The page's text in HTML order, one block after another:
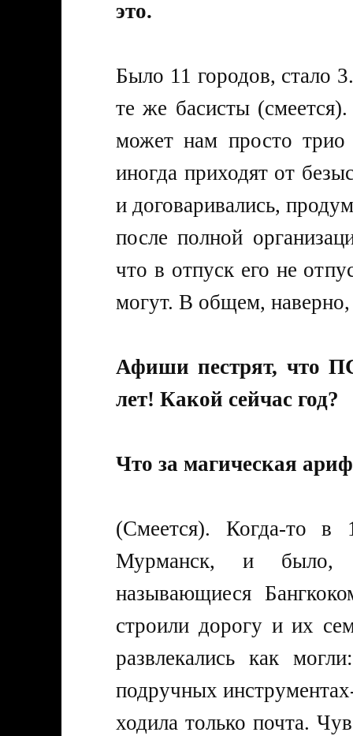
это.
Было 11 городов, стало
те же басисты
может нам просто трио
иногда приходят от
и договаривались,
после полной
что в отпуск его не
могут. В общем, наверно,
Афиши пестрят, что
лет! Какой сейчас год?
Что за магическая
(Смеется). Когда-то в
Мурманск, и было,
называющиеся
строили дорогу и их
развлекались как
подручных
ходила только почта.